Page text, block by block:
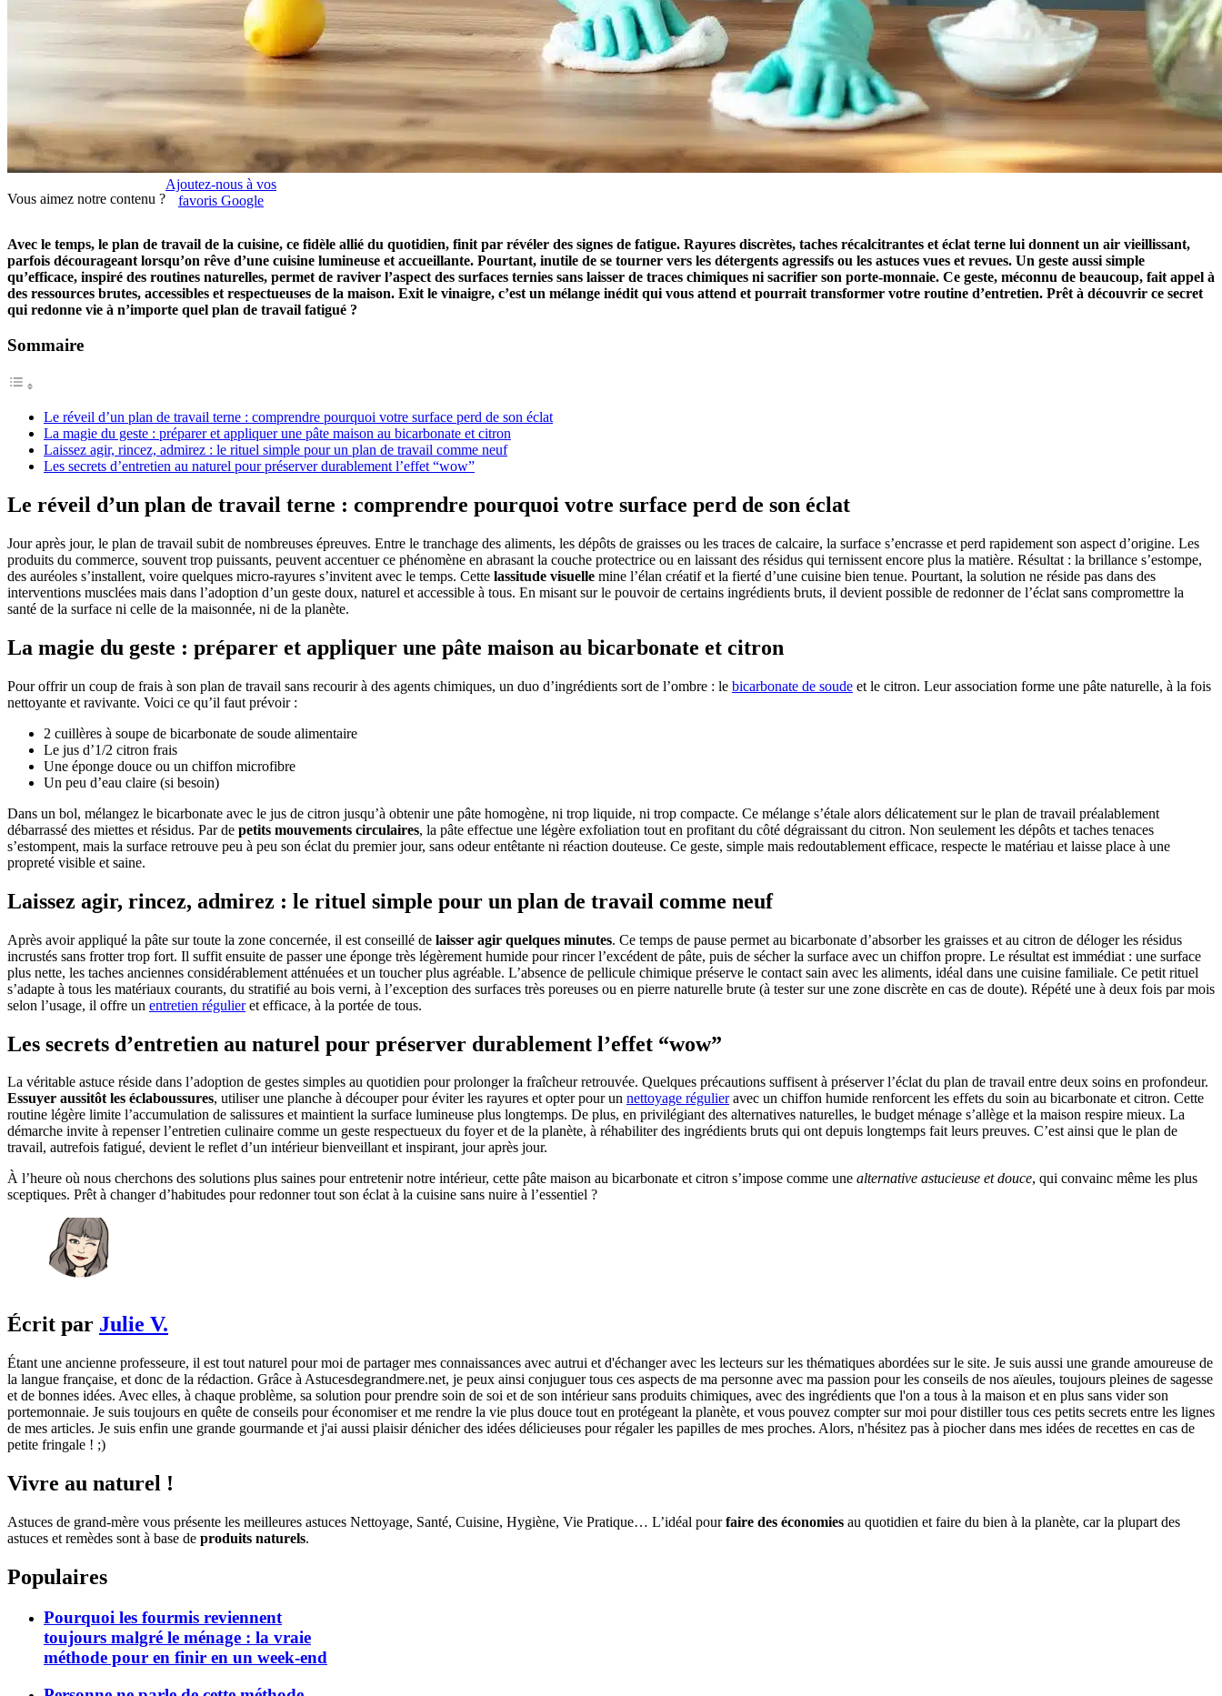
Vous aimez notre contenu ?
Ajoutez-nous à vos
favoris Google
Avec le temps, le plan de travail de la cuisine, ce fidèle allié du quotidien, finit par révéler des signes de fatigue. Rayures discrètes, taches récalcitrantes et éclat terne lui donnent un air vieillissant,
parfois décourageant lorsqu’on rêve d’une cuisine lumineuse et accueillante. Pourtant, inutile de se tourner vers les détergents agressifs ou les astuces vues et revues. Un geste aussi simple
qu’efficace, inspiré des routines naturelles, permet de raviver l’aspect des surfaces ternies sans laisser de traces chimiques ni sacrifier son porte-monnaie. Ce geste, méconnu de beaucoup, fait appel à
des ressources brutes, accessibles et respectueuses de la maison. Exit le vinaigre, c’est un mélange inédit qui vous attend et pourrait transformer votre routine d’entretien. Prêt à découvrir ce secret
qui redonne vie à n’importe quel plan de travail fatigué ?
Sommaire
Le réveil d’un plan de travail terne : comprendre pourquoi votre surface perd de son éclat
La magie du geste : préparer et appliquer une pâte maison au bicarbonate et citron
Laissez agir, rincez, admirez : le rituel simple pour un plan de travail comme neuf
Les secrets d’entretien au naturel pour préserver durablement l’effet “wow”
Le réveil d’un plan de travail terne : comprendre pourquoi votre surface perd de son éclat
Jour après jour, le plan de travail subit de nombreuses épreuves. Entre le tranchage des aliments, les dépôts de graisses ou les traces de calcaire, la surface s’encrasse et perd rapidement son aspect d’origine. Les
produits du commerce, souvent trop puissants, peuvent accentuer ce phénomène en abrasant la couche protectrice ou en laissant des résidus qui ternissent encore plus la matière. Résultat : la brillance s’estompe,
des auréoles s’installent, voire quelques micro-rayures s’invitent avec le temps. Cette lassitude visuelle mine l’élan créatif et la fierté d’une cuisine bien tenue. Pourtant, la solution ne réside pas dans des
interventions musclées mais dans l’adoption d’un geste doux, naturel et accessible à tous. En misant sur le pouvoir de certains ingrédients bruts, il devient possible de redonner de l’éclat sans compromettre la
santé de la surface ni celle de la maisonnée, ni de la planète.
La magie du geste : préparer et appliquer une pâte maison au bicarbonate et citron
Pour offrir un coup de frais à son plan de travail sans recourir à des agents chimiques, un duo d’ingrédients sort de l’ombre : le bicarbonate de soude et le citron. Leur association forme une pâte naturelle, à la fois
nettoyante et ravivante. Voici ce qu’il faut prévoir :
2 cuillères à soupe de bicarbonate de soude alimentaire
Le jus d’1/2 citron frais
Une éponge douce ou un chiffon microfibre
Un peu d’eau claire (si besoin)
Dans un bol, mélangez le bicarbonate avec le jus de citron jusqu’à obtenir une pâte homogène, ni trop liquide, ni trop compacte. Ce mélange s’étale alors délicatement sur le plan de travail préalablement
débarrassé des miettes et résidus. Par de petits mouvements circulaires, la pâte effectue une légère exfoliation tout en profitant du côté dégraissant du citron. Non seulement les dépôts et taches tenaces
s’estompent, mais la surface retrouve peu à peu son éclat du premier jour, sans odeur entêtante ni réaction douteuse. Ce geste, simple mais redoutablement efficace, respecte le matériau et laisse place à une
propreté visible et saine.
Laissez agir, rincez, admirez : le rituel simple pour un plan de travail comme neuf
Après avoir appliqué la pâte sur toute la zone concernée, il est conseillé de laisser agir quelques minutes. Ce temps de pause permet au bicarbonate d’absorber les graisses et au citron de déloger les résidus
incrustés sans frotter trop fort. Il suffit ensuite de passer une éponge très légèrement humide pour rincer l’excédent de pâte, puis de sécher la surface avec un chiffon propre. Le résultat est immédiat : une surface
plus nette, les taches anciennes considérablement atténuées et un toucher plus agréable. L’absence de pellicule chimique préserve le contact sain avec les aliments, idéal dans une cuisine familiale. Ce petit rituel
s’adapte à tous les matériaux courants, du stratifié au bois verni, à l’exception des surfaces très poreuses ou en pierre naturelle brute (à tester sur une zone discrète en cas de doute). Répété une à deux fois par mois
selon l’usage, il offre un entretien régulieret efficace, à la portée de tous.
Les secrets d’entretien au naturel pour préserver durablement l’effet “wow”
La véritable astuce réside dans l’adoption de gestes simples au quotidien pour prolonger la fraîcheur retrouvée. Quelques précautions suffisent à préserver l’éclat du plan de travail entre deux soins en profondeur.
Essuyer aussitôt les éclaboussures, utiliser une planche à découper pour éviter les rayures et opter pour un nettoyage régulieravec un chiffon humide renforcent les effets du soin au bicarbonate et citron. Cette
routine légère limite l’accumulation de salissures et maintient la surface lumineuse plus longtemps. De plus, en privilégiant des alternatives naturelles, le budget ménage s’allège et la maison respire mieux. La
démarche invite à repenser l’entretien culinaire comme un geste respectueux du foyer et de la planète, à réhabiliter des ingrédients bruts qui ont depuis longtemps fait leurs preuves. C’est ainsi que le plan de
travail, autrefois fatigué, devient le reflet d’un intérieur bienveillant et inspirant, jour après jour.
À l’heure où nous cherchons des solutions plus saines pour entretenir notre intérieur, cette pâte maison au bicarbonate et citron s’impose comme une alternative astucieuse et douce, qui convainc même les plus
sceptiques. Prêt à changer d’habitudes pour redonner tout son éclat à la cuisine sans nuire à l’essentiel ?
Écrit par Julie V.
Étant une ancienne professeure, il est tout naturel pour moi de partager mes connaissances avec autrui et d'échanger avec les lecteurs sur les thématiques abordées sur le site. Je suis aussi une grande amoureuse de
la langue française, et donc de la rédaction. Grâce à Astucesdegrandmere.net, je peux ainsi conjuguer tous ces aspects de ma personne avec ma passion pour les conseils de nos aïeules, toujours pleines de sagesse
et de bonnes idées. Avec elles, à chaque problème, sa solution pour prendre soin de soi et de son intérieur sans produits chimiques, avec des ingrédients que l'on a tous à la maison et en plus sans vider son
portemonnaie. Je suis toujours en quête de conseils pour économiser et me rendre la vie plus douce tout en protégeant la planète, et vous pouvez compter sur moi pour distiller tous ces petits secrets entre les lignes
de mes articles. Je suis enfin une grande gourmande et j'ai aussi plaisir dénicher des idées délicieuses pour régaler les papilles de mes proches. Alors, n'hésitez pas à piocher dans mes idées de recettes en cas de
petite fringale ! ;)
Vivre au naturel !
Astuces de grand-mère vous présente les meilleures astuces Nettoyage, Santé, Cuisine, Hygiène, Vie Pratique… L’idéal pourfaire des économies au quotidien et faire du bien à la planète, car la plupart des
astuces et remèdes sont à base de produits naturels.
Populaires
Pourquoi les fourmis reviennent
toujours malgré le ménage : la vraie
méthode pour en finir en un week-end